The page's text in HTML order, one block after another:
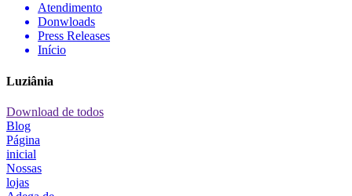
Atendimento
Donwloads
Press Releases
Início
Luziânia
Download de todos
Blog
Página
inicial
Nossas
lojas